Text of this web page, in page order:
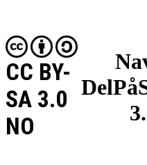
CC BY-
SA 3.0
NO